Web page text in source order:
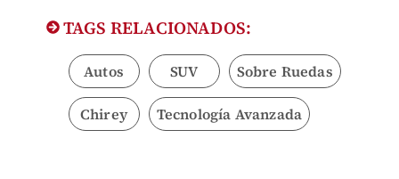
TAGS RELACIONADOS:
Autos SUV Sobre Ruedas
Chirey Tecnología Avanzada